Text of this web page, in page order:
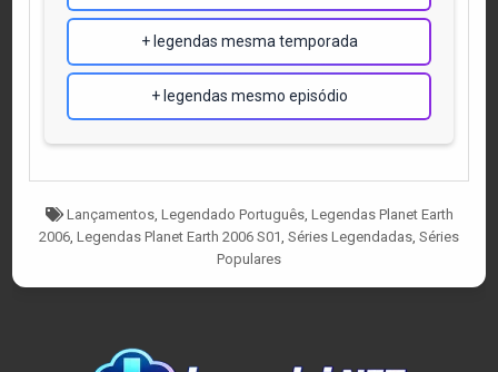
+ legendas mesma temporada
+ legendas mesmo episódio
Tagged
Lançamentos, Legendado Português, Legendas Planet Earth
2006 Legendas Planet Earth 2006 S01 Séries Legendadas Séries
Populares